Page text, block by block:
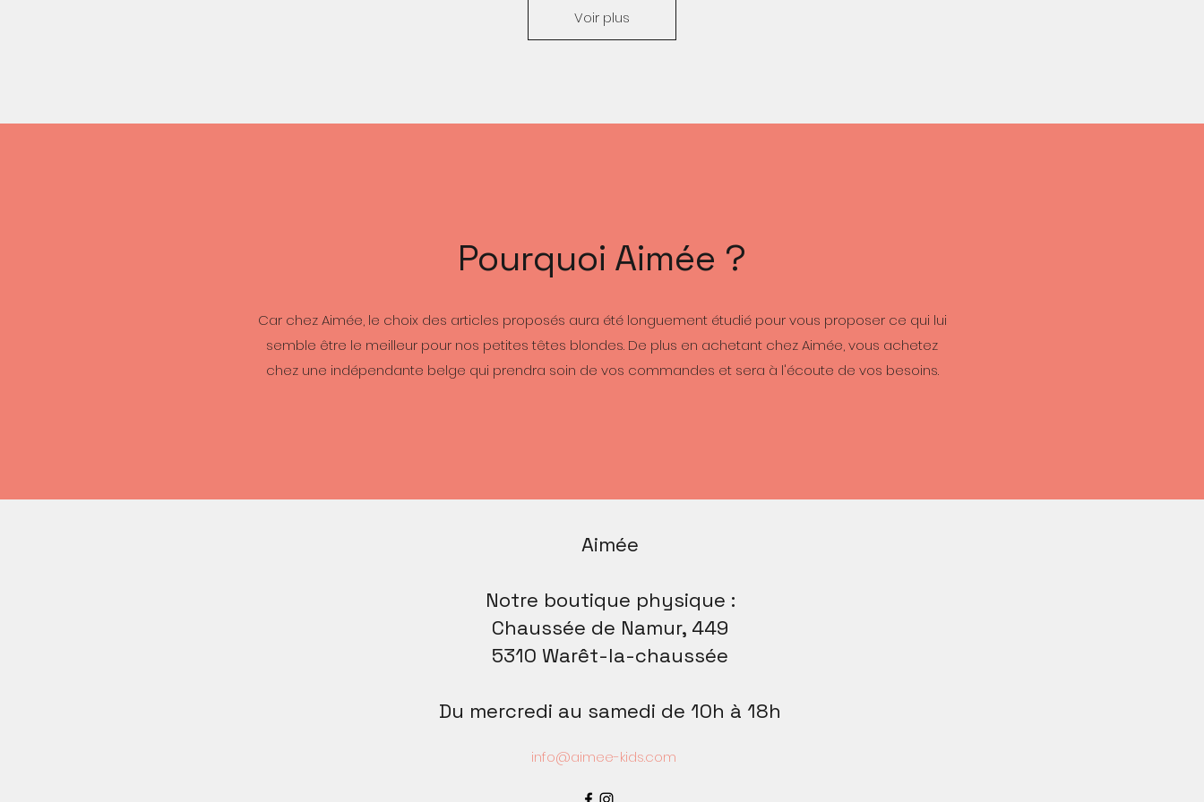
Voir plus
Pourquoi Aimée ?
Car chez Aimée, le choix des articles proposés aura été longuement étudié pour vous proposer ce qui lui
semble être le meilleur pour nos petites têtes blondes. De plus en achetant chez Aimée, vous achetez
chez une indépendante belge qui prendra soin de vos commandes et sera à l'écoute de vos besoins.
Aimée
Notre boutique physique :
Chaussée de Namur, 449
5310 Warêt-la-chaussée
Du mercredi au samedi de 10h à 18h
info@aimee-kids.com